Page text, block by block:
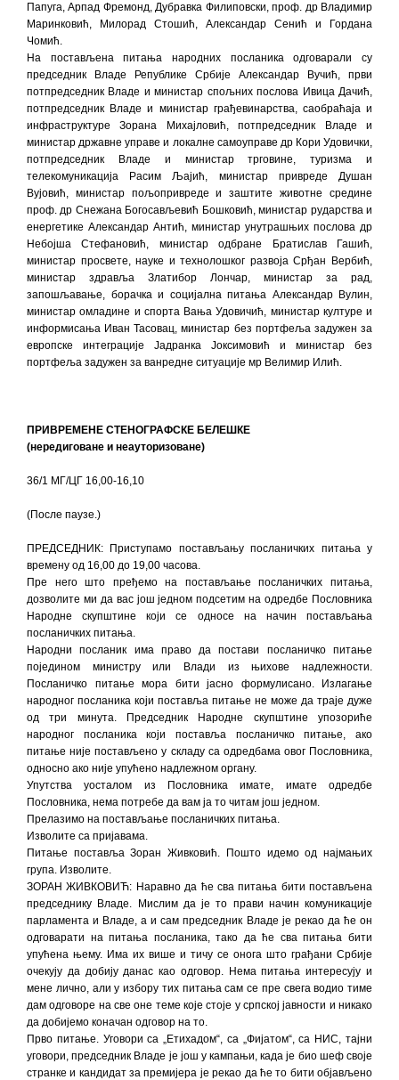
Папуга, Арпад Фремонд, Дубравка Филиповски, проф. др Владимир
Маринковић, Милорад Стошић, Александар Сенић и Гордана
Чомић.
На постављена питања народних посланика одговарали су
председник Владе Републике Србије Александар Вучић, први
потпредседник Владе и министар спољних послова Ивица Дачић,
потпредседник Владе и министар грађевинарства, саобраћаја и
инфраструктуре Зорана Михајловић, потпредседник Владе и
министар државне управе и локалне самоуправе др Кори Удовички,
потпредседник Владе и министар трговине, туризма и
телекомуникација Расим Љајић, министар привреде Душан
Вујовић, министар пољопривреде и заштите животне средине
проф. др Снежана Богосављевић Бошковић, министар рударства и
енергетике Александар Антић, министар унутрашњих послова др
Небојша Стефановић, министар одбране Братислав Гашић,
министар просвете, науке и технолошког развоја Срђан Вербић,
министар здравља Златибор Лончар, министар за рад,
запошљавање, борачка и социјална питања Александар Вулин,
министар омладине и спорта Вања Удовичић, министар културе и
информисања Иван Тасовац, министар без портфеља задужен за
европске интеграције Јадранка Јоксимовић и министар без
портфеља задужен за ванредне ситуације мр Велимир Илић.
ПРИВРЕМЕНЕ СТЕНОГРАФСКЕ БЕЛЕШКЕ
(нередиговане и неауторизоване)
36/1 МГ/ЦГ 16,00-16,10
(После паузе.)
ПРЕДСЕДНИК: Приступамо постављању посланичких питања у
времену од 16,00 до 19,00 часова.
Пре него што пређемо на постављање посланичких питања,
дозволите ми да вас још једном подсетим на одредбе Пословника
Народне скупштине који се односе на начин постављања
посланичких питања.
Народни посланик има право да постави посланичко питање
поједином министру или Влади из њихове надлежности.
Посланичко питање мора бити јасно формулисано. Излагање
народног посланика који поставља питање не може да траје дуже
од три минута. Председник Народне скупштине упозориће
народног посланика који поставља посланичко питање, ако
питање није постављено у складу са одредбама овог Пословника,
односно ако није упућено надлежном органу.
Упутства уосталом из Пословника имате, имате одредбе
Пословника, нема потребе да вам ја то читам још једном.
Прелазимо на постављање посланичких питања.
Изволите са пријавама.
Питање поставља Зоран Живковић. Пошто идемо од најмањих
група. Изволите.
ЗОРАН ЖИВКОВИЋ: Наравно да ће сва питања бити постављена
председнику Владе. Мислим да је то прави начин комуникације
парламента и Владе, а и сам председник Владе је рекао да ће он
одговарати на питања посланика, тако да ће сва питања бити
упућена њему. Има их више и тичу се онога што грађани Србије
очекују да добију данас као одговор. Нема питања интересују и
мене лично, али у избору тих питања сам се пре свега водио тиме
дам одговоре на све оне теме које стоје у српској јавности и никако
да добијемо коначан одговор на то.
Прво питање. Уговори са „Етихадом“, са „Фијатом“, са НИС, тајни
уговори, председник Владе је још у кампањи, када је био шеф своје
странке и кандидат за премијера је рекао да ће то бити објављено